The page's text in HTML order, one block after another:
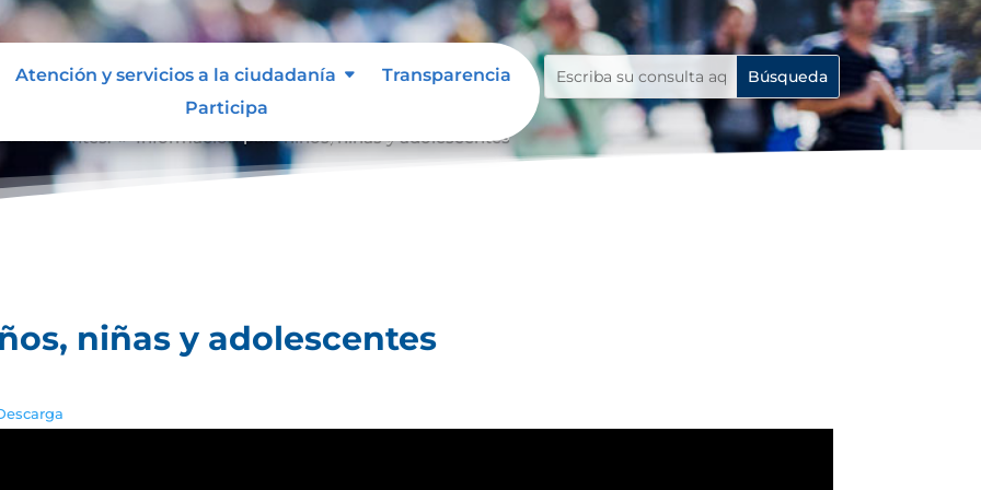
Atención y servicios a la ciudadanía
Transparencia
Participa
Información para niños, niñas y adolescentes
niñas y adolescentes